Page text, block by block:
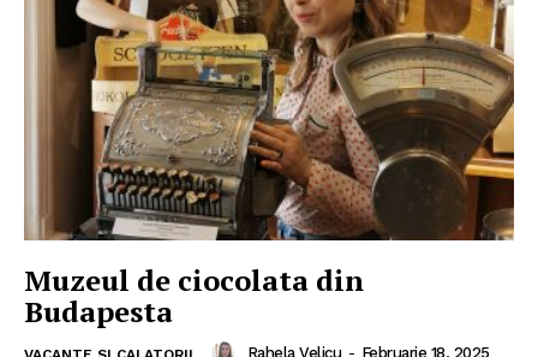
Muzeul de ciocolata din
Budapesta
Rahela Velicu - Februarie 18, 2025